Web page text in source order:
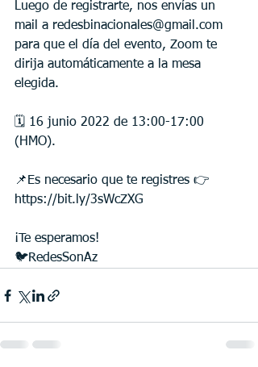
Luego de registrarte, nos envías un
mail a redesbinacionales@gmail.com
para que el día del evento, Zoom te
dirija automáticamente a la mesa
elegida.
🗓 16 junio 2022 de 13:00-17:00
(HMO).
📌Es necesario que te registres 👉
https://bit.ly/3sWcZXG
¡Te esperamos!
🐦RedesSonAz